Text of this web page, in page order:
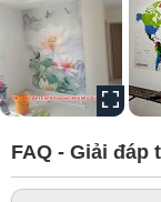
FAQ - Giải đáp